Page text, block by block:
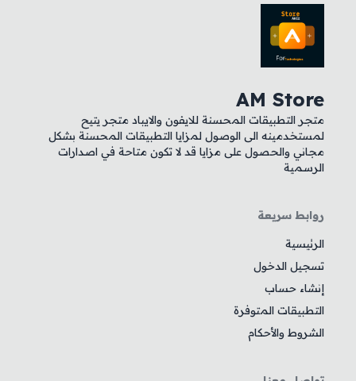
AM Store
متجر التطبيقات المحسنة للايفون والايباد متجر يتيح
لمستخدمينه الى الوصول لمزايا التطبيقات المحسنة بشكل
مجاني والحصول على مزايا قد لا تكون متاحة في اصدارات
الرسمية
روابط سريعة
الرئيسية
تسجيل الدخول
إنشاء حساب
التطبيقات المتوفرة
الشروط والأحكام